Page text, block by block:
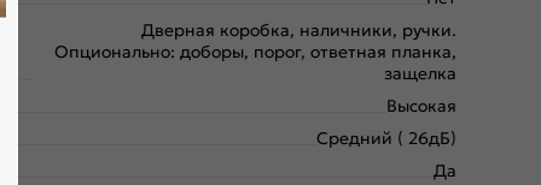
Дверная коробка, наличники, ручки.
Опционально: доборы, порог, ответная планка,
защелка
Высокая
Средний ( 26дБ)
Да